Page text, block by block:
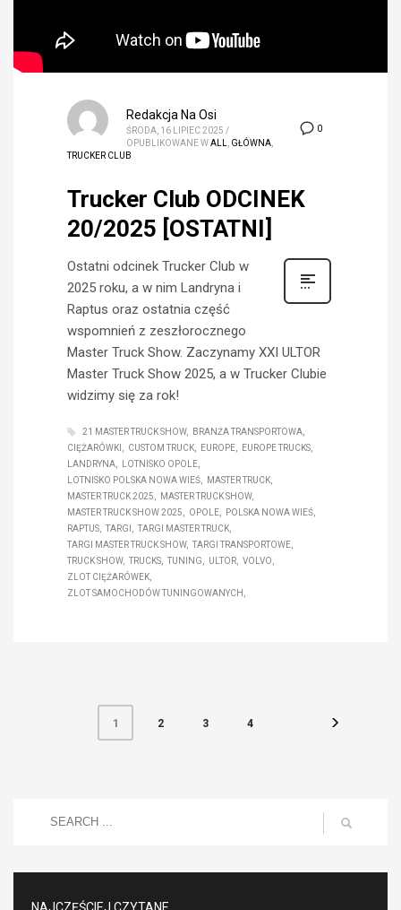
0
Redakcja Na Osi
ŚRODA, 16 LIPIEC 2025 /
OPUBLIKOWANE WALL GŁÓWNA
TRUCKER CLUB
Trucker Club ODCINEK
20/2025 [OSTATNI]
Ostatni odcinek Trucker Club w
2025 roku, a w nim Landryna i
Raptus oraz ostatnia część
wspomnień z zeszłorocznego
Master Truck Show. Zaczynamy XXI ULTOR
Master Truck Show 2025, a w Trucker Clubie
widzimy się za rok!
21 MASTER TRUCK SHOW
BRANŻA TRANSPORTOWA
CIĘŻARÓWKI
CUSTOM TRUCK EUROPE
EUROPE TRUCKS
LANDRYNA
LOTNISKO OPOLE
LOTNISKO POLSKA NOWA WIEŚ
MASTER TRUCK
MASTER TRUCK 2025
MASTER TRUCK SHOW
MASTER TRUCK SHOW 2025
OPOLE
POLSKA NOWA WIEŚ
RAPTUS
TARGI
TARGI MASTER TRUCK
TARGI MASTER TRUCK SHOW
TARGI TRANSPORTOWE
TRUCK SHOW
TRUCKS TUNING ULTOR
VOLVO
ZLOT CIĘŻARÓWEK
ZLOT SAMOCHODÓW TUNINGOWANYCH
1 2 3 4